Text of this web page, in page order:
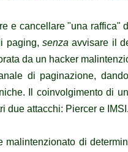
e cancellare "una raffica"
paging, senzaavvisare il
da un hacker
di paginazione,
Il coinvolgimento di
due attacchi: Piercer e IMSI.
malintenzionato di